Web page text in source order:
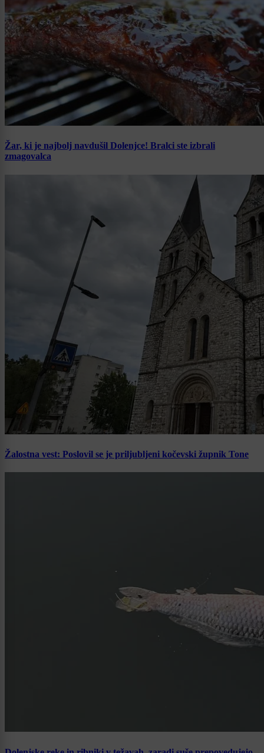
Žar, ki je najbolj navdušil Dolenjce! Bralci ste izbrali
zmagovalca
Žalostna vest: Poslovil se je priljubljeni kočevski župnik Tone